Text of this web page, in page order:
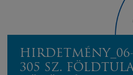
305 SZ.